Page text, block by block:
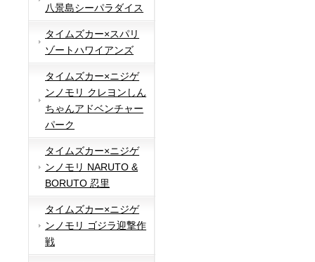
八景島シーパラダイス
タイムズカー×スパリ
ゾートハワイアンズ
タイムズカー×ニジゲ
ンノモリ クレヨンしん
ちゃんアドベンチャー
パーク
タイムズカー×ニジゲ
ンノモリ NARUTO &
BORUTO 忍里
タイムズカー×ニジゲ
ンノモリ ゴジラ迎撃作
戦